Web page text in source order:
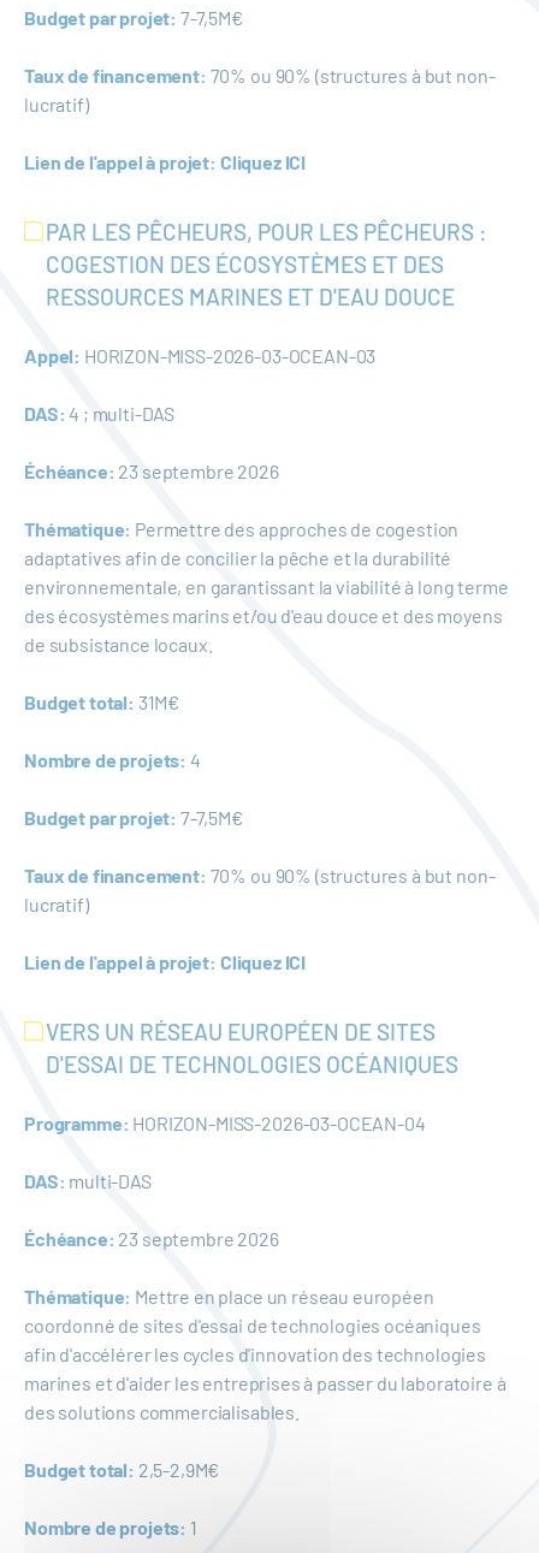
Budget par projet: 7-7,5M€
Taux de financement: 70% ou 90% (structures à but non-
lucratif)
Lien de l'appel à projet: Cliquez ICI
PAR LES PÊCHEURS, POUR LES PÊCHEURS :
COGESTION DES ÉCOSYSTÈMES ET DES
RESSOURCES MARINES ET D'EAU DOUCE
Appel: HORIZON-MISS-2026-03-OCEAN-03
DAS:4 ; multi-DAS
Échéance: 23 septembre 2026
Thématique: Permettre des approches de cogestion
adaptatives afin de concilier la pêche et la durabilité
environnementale, en garantissant la viabilité à long terme
des écosystèmes marins et/ou d'eau douce et des moyens
de subsistance locaux.
Budget total: 31M€
Nombre de projets: 4
Budget par projet: 7-7,5M€
Taux de financement: 70% ou 90% (structures à but non-
lucratif)
Lien de l'appel à projet: Cliquez ICI
VERS UN RÉSEAU EUROPÉEN DE SITES
D'ESSAI DE TECHNOLOGIES OCÉANIQUES
Programme: HORIZON-MISS-2026-03-OCEAN-04
DAS: multi-DAS
Échéance: 23 septembre 2026
Thématique: Mettre en place un réseau européen
coordonné de sites d'essai de technologies océaniques
afin d'accélérer les cycles d'innovation des technologies
marines et d'aider les entreprises à passer du laboratoire à
des solutions commercialisables.
Budget total: 2,5-2,9M€
Nombre de projets: 1